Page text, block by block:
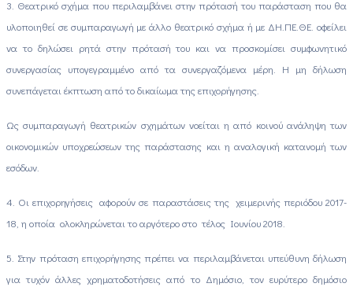
3. Θεατρικό σχήμα που περιλαμβάνει στην πρότασή του παράσταση που θα
υλοποιηθεί σε συμπαραγωγή με άλλο θεατρικό σχήμα ή με ΔΗ.ΠΕ.ΘΕ. οφείλει
να το δηλώσει ρητά στην πρότασή του και να προσκομίσει συμφωνητικό
συνεργασίας υπογεγραμμένο από τα συνεργαζόμενα μέρη. Η μη δήλωση
συνεπάγεται έκπτωση από το δικαίωμα της επιχορήγησης.
Ως συμπαραγωγή θεατρικών σχημάτων νοείται η από κοινού ανάληψη των
οικονομικών υποχρεώσεων της παράστασης και η αναλογική κατανομή των
εσόδων.
4. Οι επιχορηγήσεις αφορούν σε παραστάσεις της χειμερινής περιόδου 2017-
18, η οποία ολοκληρώνεται το αργότερο στο τέλος Ιουνίου 2018.
5. Στην πρόταση επιχορήγησης πρέπει να περιλαμβάνεται υπεύθυνη δήλωση
για τυχόν άλλες χρηματοδοτήσεις από το Δημόσιο, τον ευρύτερο δημόσιο